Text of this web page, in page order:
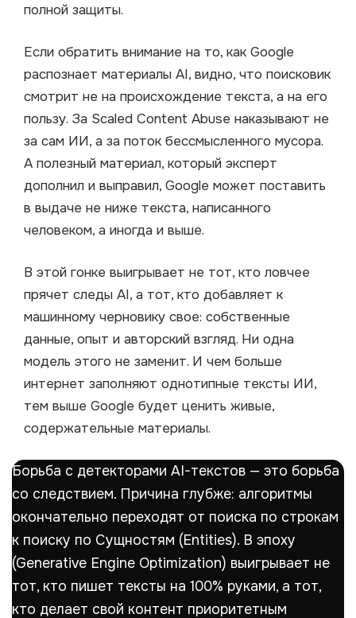
полной защиты.
Если обратить внимание на то, как Google
распознает материалы AI, видно, что поисковик
смотрит не на происхождение текста, а на его
пользу. За Scaled Content Abuse наказывают не
за сам ИИ, а за поток бессмысленного мусора.
А полезный материал, который эксперт
дополнил и выправил, Google может поставить
в выдаче не ниже текста, написанного
человеком, а иногда и выше.
В этой гонке выигрывает не тот, кто ловчее
прячет следы AI, а тот, кто добавляет к
машинному черновику свое: собственные
данные, опыт и авторский взгляд. Ни одна
модель этого не заменит. И чем больше
интернет заполняют однотипные тексты ИИ,
тем выше Google будет ценить живые,
содержательные материалы.
Борьба с детекторами AI-текстов — это борьба
со следствием. Причина глубже: алгоритмы
окончательно переходят от поиска по строкам
к поиску по Сущностям (Entities). В эпоху
(Generative Engine Optimization) выигрывает не
тот, кто пишет тексты на 100% руками, а тот,
кто делает свой контент приоритетным